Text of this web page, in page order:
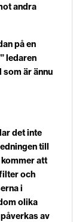
andra
på en
ledaren
är ännu
det inte
till
att
och
i
olika
av